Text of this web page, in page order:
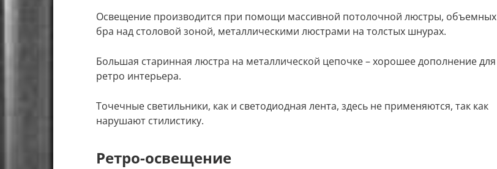
Освещение производится при помощи массивной потолочной люстры, объемных
бра над столовой зоной, металлическими люстрами на толстых шнурах.
Большая старинная люстра на металлической цепочке – хорошее дополнение для
ретро интерьера.
Точечные светильники, как и светодиодная лента, здесь не применяются, так как
нарушают стилистику.
Ретро-освещение